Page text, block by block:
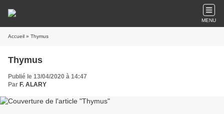
MENU
Accueil » Thymus
Thymus
Publié le 13/04/2020 à 14:47
Par F. ALARY